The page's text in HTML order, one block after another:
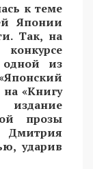
к теме
Японии
Так, на
одной из
«Книгу
издание
прозы
Дмитрия
ударив